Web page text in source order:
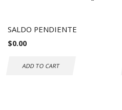
SALDO PENDIENTE
$0.00
ADD TO CART